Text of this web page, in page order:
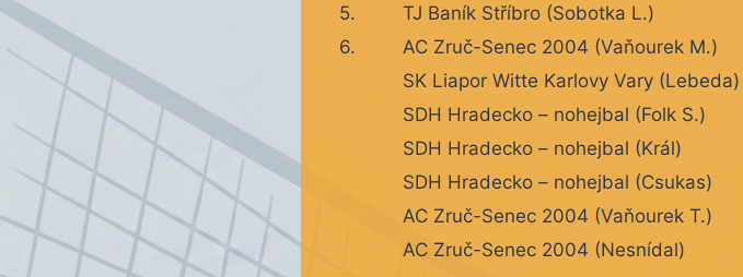
5.
TJ Baník Stříbro (Sobotka L.)
6.
AC Zruč-Senec 2004 (Vaňourek M.)
SK Liapor Witte Karlovy Vary (Lebeda)
SDH Hradecko – nohejbal (Folk S.)
SDH Hradecko – nohejbal (Král)
SDH Hradecko – nohejbal (Csukas)
AC Zruč-Senec 2004 (Vaňourek T.)
AC Zruč-Senec 2004 (Nesnídal)